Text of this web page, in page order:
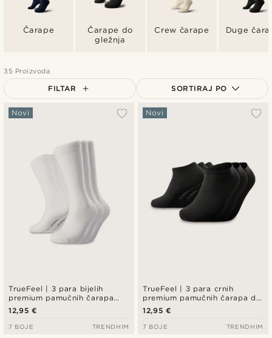
Čarape
Čarape do
gležnja
Crew čarape Duge
35 Proizvoda
FILTAR SORTIRAJ PO
Najpopularnije
Najviša cijena
TrueFeel | 3 para bijelih
premium pamučnih čarapa
iznad gležnja
Novi
12,95 €
7 BOJE TRENDHIM
TrueFeel | 3 para crnih
premium pamučnih čarapa do
gležnja
Novi
12,95 €
7 BOJE TRENDHIM